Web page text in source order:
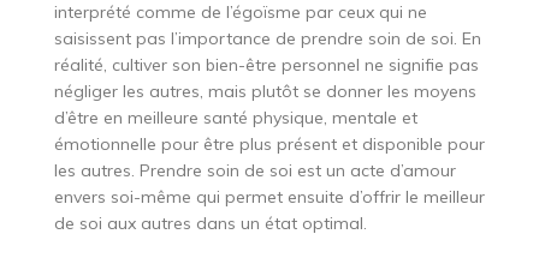
interprété comme de l’égoïsme par ceux qui ne
saisissent pas l’importance de prendre soin de soi. En
réalité, cultiver son bien-être personnel ne signifie pas
négliger les autres, mais plutôt se donner les moyens
d’être en meilleure santé physique, mentale et
émotionnelle pour être plus présent et disponible pour
les autres. Prendre soin de soi est un acte d’amour
envers soi-même qui permet ensuite d’offrir le meilleur
de soi aux autres dans un état optimal.